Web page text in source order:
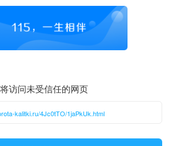
访问未受信任的网页
kalitki.ru/4Jc0tTO/1jaPkUk.html